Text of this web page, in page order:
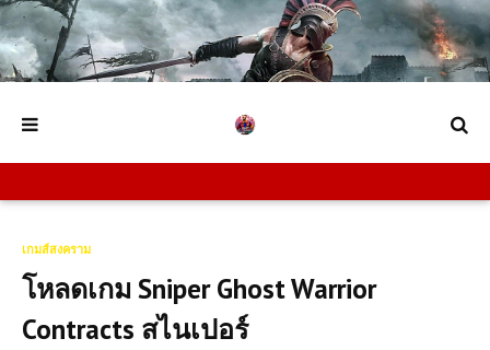
เกมส์สงคราม
โหลดเกม Sniper Ghost Warrior
Contracts สไนเปอร์